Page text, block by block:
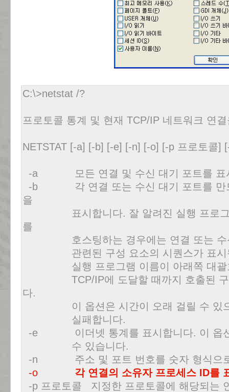
C:\>netstat /?
프로토콜 통계 및 현재 TCP/IP 네트워크 연
NETSTAT [-a] [-b] [-e] [-n] [-o] [-p 프로토콜]
-a 모든 연결 및 수신 대기 포트를 표
-b 각 연결 또는 수신 대기 포트를 만드
을
표시합니다. 잘 알려진 실행 프로그램
를
호스팅하는 경우에는 연결 또는 수신
관련된 구성 요소의 시퀀스가 표시됩
실행 프로그램 이름이 아래쪽 대괄호
TCP/IP에 도달할 때까지 호출된 구성
다.
이 옵션은 시간이 오래 걸릴 수 있으
실패합니다.
-e 이더넷 통계를 표시합니다. 이 옵션
수 있습니다.
-n 주소 및 포트 번호를 숫자 형식으로
-o 각 연결의 소유자 프로세스 ID를
-p 프로토콜 지정한 프로토콜에 해당되는